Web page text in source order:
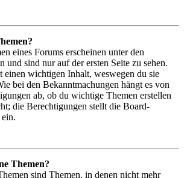
eines Forums erscheinen unter den
und sind nur auf der ersten Seite zu sehen.
einen wichtigen Inhalt, weswegen du sie
bei den Bekanntmachungen hängt es von
ab, ob du wichtige Themen erstellen
die Berechtigungen stellt die Board-
Themen?
sind Themen, in denen nicht mehr